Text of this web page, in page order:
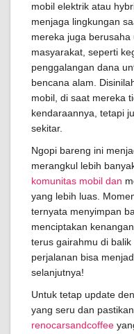
mobil elektrik atau
menjaga lingkungan
mereka juga
masyarakat, seperti
penggalangan dana
bencana alam.
mobil, di saat mereka
kendaraannya, tetapi
sekitar.
Ngopi bareng ini
merangkul lebih
komunitas mobil dan
yang lebih luas.
ternyata menyimpan
menciptakan
terus gairahmu di
perjalanan bisa
selanjutnya!
Untuk tetap update
yang seru dan
renocarsandcoffee